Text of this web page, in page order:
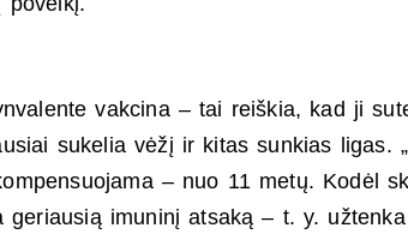
vakcina – tai reiškia, kad ji
sukelia vėžį ir kitas sunkias ligas.
– nuo 11 metų. Kodėl
geriausią imuninį atsaką – t. y.